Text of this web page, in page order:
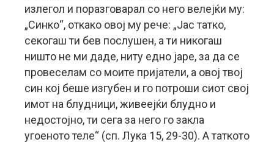
излегол и поразговарал со него велејќи му:
„Синко“, откако овој му рече: „Јас татко,
секогаш ти бев послушен, а ти никогаш
ништо не ми даде, ниту едно јаре, за да се
провеселам со моите пријатели, а овој твој
син кој беше изгубен и го потроши сиот свој
имот на блудници, живеејќи блудно и
недостојно, ти сега за него го закла
угоеното теле“ (сп. Лука 15, 29-30). А таткото